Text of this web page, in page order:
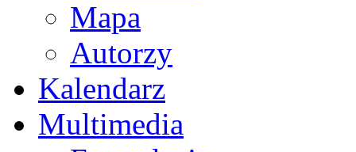
Mapa
Autorzy
Kalendarz
Multimedia